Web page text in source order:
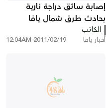
إصابة سائق دراجة نارية
بحادث طرق شمال يافا
الكاتب
أخبار يافا 2011/02/19 12:04AM